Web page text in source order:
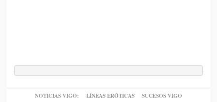
NOTICIAS VIGO: LÍNEAS ERÓTICAS SUCESOS VIGO